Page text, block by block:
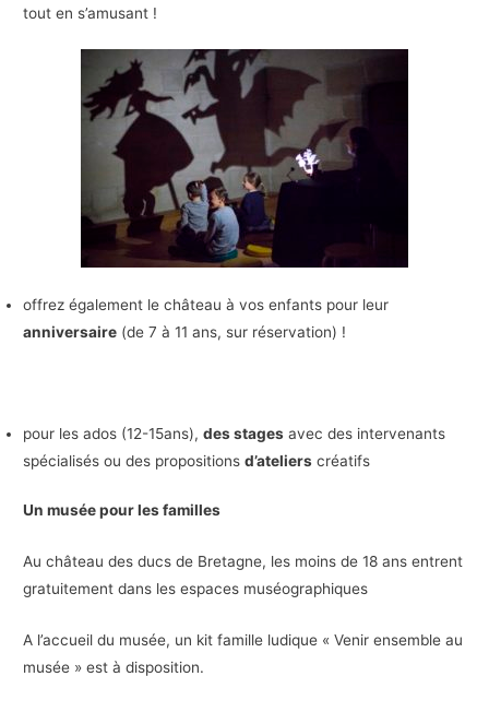
tout en s’amusant !
offrez également le château à vos enfants pour leur
anniversaire (de 7 à 11 ans, sur réservation) !
pour les ados (12-15ans),des stages avec des intervenants
spécialisés ou des propositionsd’ateliers créatifs
Un musée pour les familles
Au château des ducs de Bretagne, les moins de 18 ans entrent
gratuitement dans les espaces muséographiques
A l’accueil du musée, un kit famille ludique « Venir ensemble au
musée » est à disposition.